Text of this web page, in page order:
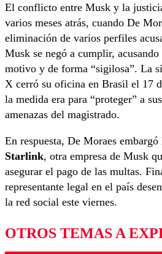
El conflicto entre Musk y la
varios meses atrás, cuando De
eliminación de varios perfiles
Musk se negó a cumplir,
motivo y de forma “sigilosa”. La
X cerró su oficina en Brasil el 17
la medida era para “proteger” a
amenazas del magistrado.
En respuesta, De Moraes embargó
Starlink, otra empresa de Musk
asegurar el pago de las multas.
representante legal en el país
la red social este viernes.
OTROS TEMAS A